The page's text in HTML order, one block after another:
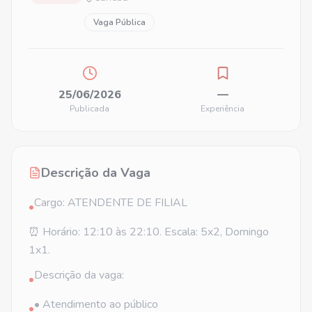
Vaga Pública
25/06/2026
Publicada
—
Experiência
Descrição da Vaga
•Cargo: ATENDENTE DE FILIAL
⏰ Horário: 12:10 às 22:10. Escala: 5x2, Domingo
1x1.
•Descrição da vaga:
•• Atendimento ao público